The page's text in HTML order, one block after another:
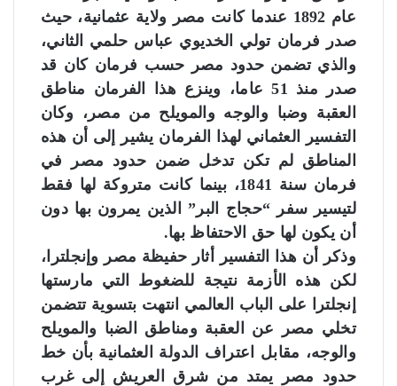
عام 1892 عندما كانت مصر ولاية عثمانية، حيث
صدر فرمان تولي الخديوي عباس حلمي الثاني،
والذي تضمن حدود مصر حسب فرمان كان قد
صدر منذ 51 عاما، وينزع هذا الفرمان مناطق
العقبة وضبا والوجه والمويلح من مصر، وكان
التفسير العثماني لهذا الفرمان يشير إلى أن هذه
المناطق لم تكن تدخل ضمن حدود مصر في
فرمان سنة 1841، بينما كانت متروكة لها فقط
لتيسير سفر “حجاج البر” الذين يمرون بها دون
أن يكون لها حق الاحتفاظ بها.
وذكر أن هذا التفسير أثار حفيظة مصر وإنجلترا،
لكن هذه الأزمة نتيجة للضغوط التي مارستها
إنجلترا على الباب العالمي انتهت بتسوية تتضمن
تخلي مصر عن العقبة ومناطق الضبا والمويلح
والوجه، مقابل اعتراف الدولة العثمانية بأن خط
حدود مصر يمتد من شرق العريش إلى غرب